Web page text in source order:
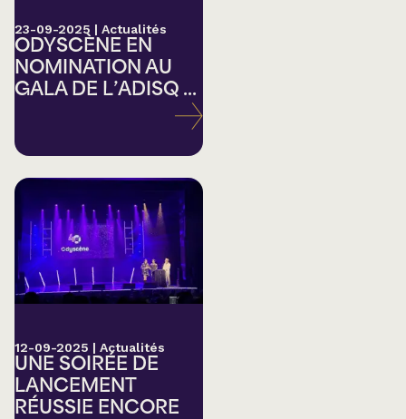
23-09-2025 | Actualités
ODYSCÈNE EN
NOMINATION AU
GALA DE L’ADISQ ...
12-09-2025 | Actualités
UNE SOIRÉE DE
LANCEMENT
RÉUSSIE ENCORE